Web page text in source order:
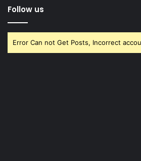
Follow us
Error Can not Get Posts, Incorrect